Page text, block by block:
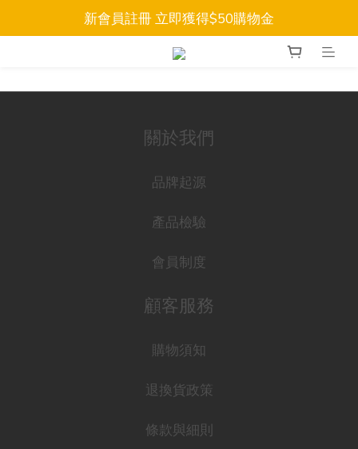
新會員註冊 立即獲得$50購物金
關於我們
品牌起源
產品檢驗
會員制度
顧客服務
購物須知
退換貨政策
條款與細則